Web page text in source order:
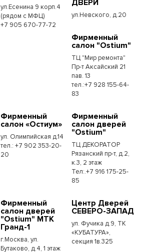
ул.Есенина 9 корп.4
(рядом с МФЦ)
+7 905 670-77-72
ДВЕРИ
ул.Невского, д.20
Фирменный
салон "Ostium"
ТЦ "Мир ремонта"
Пр-т Аксайский 21
пав. 13
тел.:+7 928 155-64-
83
Фирменный
салон «Остиум»
ул. Олимпийская д.14
тел.: +7 902 353-20-
20
Фирменный
салон дверей
"Ostium"
ТЦ ДЕКОРАТОР
Рязанский пр-т, д.2,
к.3, 2 этаж
Тел:.+7 916 175-25-
85
Фирменный
салон дверей
"Ostium" МТК
Гранд-1
г.Москва, ул.
Бутаково, д.4, 1 этаж
Центр Дверей
СЕВЕРО-ЗАПАД
ул. Фучика д.9, ТК
«КУБАТУРА»,
секция 1в.325